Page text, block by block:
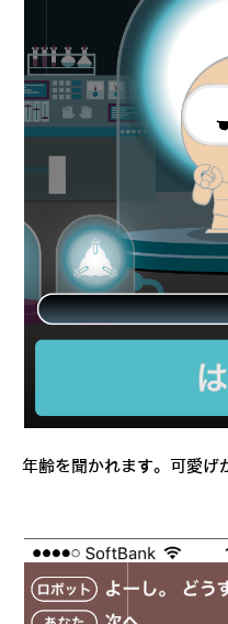
年齢を聞かれます。可愛げ